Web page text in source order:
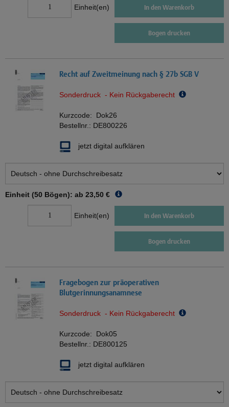
Einheit(en) In den Warenkorb
Bogen drucken
Recht auf Zweitmeinung nach § 27b SGB V
Sonderdruck - Kein Rückgaberecht
Kurzcode: Dok26
Bestellnr.: DE800226
jetzt digital aufklären
Einheit (50 Bögen): ab 23,50 €
Einheit(en) In den Warenkorb
Bogen drucken
Fragebogen zur präoperativen
Blutgerinnungsanamnese
Sonderdruck - Kein Rückgaberecht
Kurzcode: Dok05
Bestellnr.: DE800125
jetzt digital aufklären